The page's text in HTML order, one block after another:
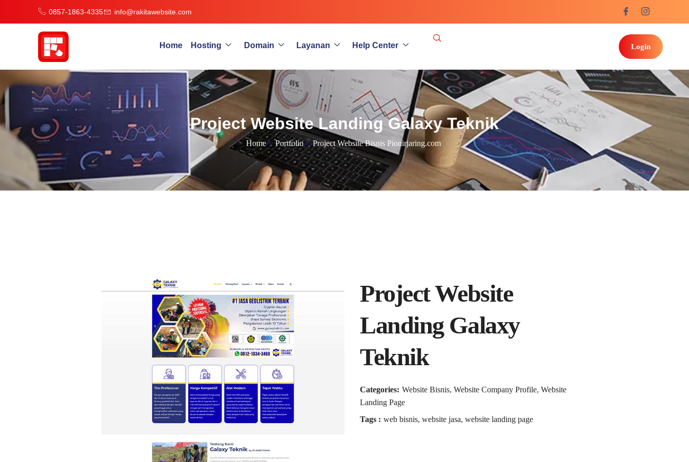
0857-1863-4335 info@rakitawebsite.com
Home Hosting Domain Layanan Help Center Login
Project Website Landing Galaxy Teknik
Home » Portfolio » Project Website Bisnis Pionirjaring.com
Project Website
Landing Galaxy
Teknik
Categories: Website Bisnis, Website Company Profile, Website
Landing Page
Tags : web bisnis, website jasa, website landing page